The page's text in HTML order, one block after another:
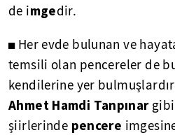
de imgedir.
◼ Her evde bulunan ve
temsili olan pencereler de
kendilerine yer
Ahmet Hamdi Tanpınargibi
şiirlerinde pencere